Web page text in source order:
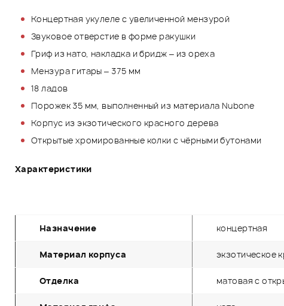
Концертная укулеле с увеличенной мензурой
Звуковое отверстие в форме ракушки
Гриф из нато, накладка и бридж – из ореха
Мензура гитары – 375 мм
18 ладов
Порожек 35 мм, выполненный из материала Nubone
Корпус из экзотического красного дерева
Открытые хромированные колки с чёрными бутонами
Характеристики
Назначение концертная
Материал корпуса экзотическое
Отделка матовая с